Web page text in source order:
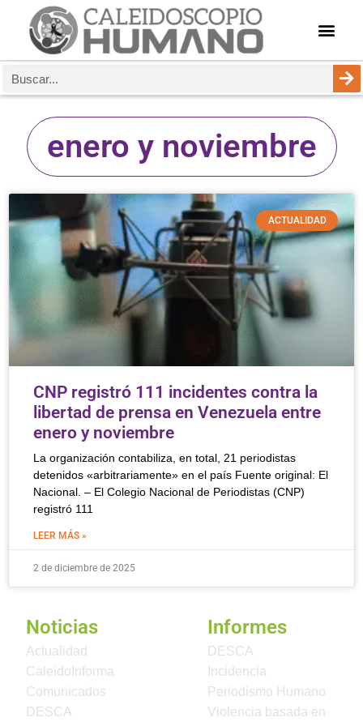
enero y noviembre
ACTUALIDAD
CNP registró 111 incidentes contra la
libertad de prensa en Venezuela entre
enero y noviembre
La organización contabiliza, en total, 21 periodistas
detenidos «arbitrariamente» en el país Fuente original: El
Nacional. – El Colegio Nacional de Periodistas (CNP)
registró 111
LEER MÁS »
2 de diciembre de 2025
Noticias
Actualidad
CaleidoInforma
Comunicados
DESCA
Informes
DESCA
Incidencia
Periodismo Humano
Violencia basada en